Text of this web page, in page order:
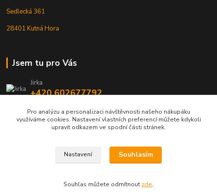
Sedlecká 361
28401 Kutná Hora
Jsem tu pro Vás
Jirka
+420 602677792
info@jarmy.cz
Kopyrájt - Jarmy.cz
Pro analýzu a personalizaci návštěvnosti našeho nákupáku
využíváme cookies. Nastavení vlastních preferencí můžete kdykoli
upravit odkazem ve spodní části stránek.
Nastavení Souhlasím
Souhlas můžete odmítnout zde.